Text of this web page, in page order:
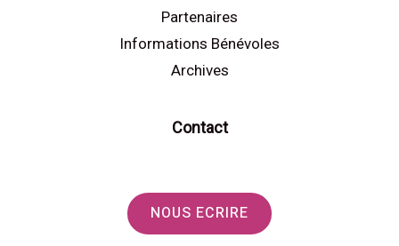
Partenaires
Informations Bénévoles
Archives
Contact
NOUS ECRIRE